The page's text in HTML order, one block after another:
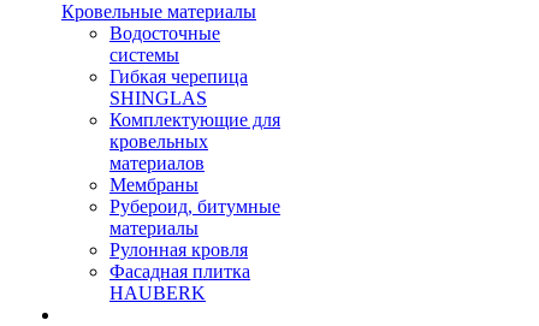
Кровельные материалы
Водосточные
системы
Гибкая черепица
SHINGLAS
Комплектующие для
кровельных
материалов
Мембраны
Рубероид, битумные
материалы
Рулонная кровля
Фасадная плитка
HAUBERK